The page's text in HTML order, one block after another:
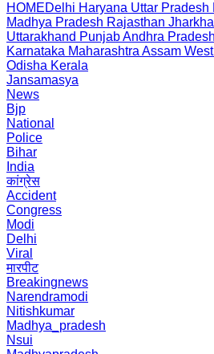
HOMEDelhi Haryana Uttar Pradesh
Madhya Pradesh Rajasthan
Uttarakhand PunjabAndhra Pradesh
Karnataka Maharashtra Assam
Odisha Kerala
Jansamasya
News
Bjp
National
Police
Bihar
India
कांग्रेस
Accident
Congress
Modi
Delhi
Viral
मारपीट
Breakingnews
Narendramodi
Nitishkumar
Madhya_pradesh
Nsui